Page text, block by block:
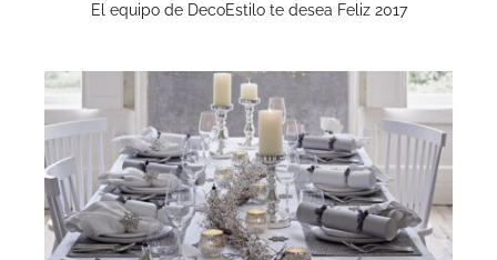
El equipo de DecoEstilo te desea Feliz 2017